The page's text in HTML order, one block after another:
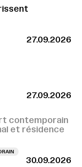
27.09.2026
27.09.2026
contemporain
et résidence
30.09.2026